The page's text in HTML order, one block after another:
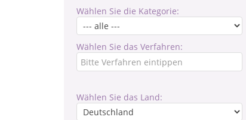
Wählen Sie die Kategorie:
Wählen Sie das Verfahren:
Wählen Sie das Land: